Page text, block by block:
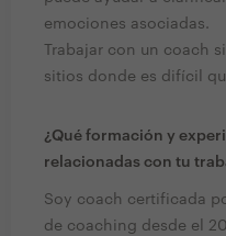
emociones asociadas.
Trabajar con un coach
sitios donde es difícil
¿Qué formación y
relacionadas con tu
Soy coach certificada
de coaching desde el